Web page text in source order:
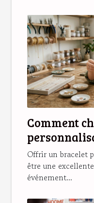
Comment
cadeau
Offrir un bracelet
être une
événement...